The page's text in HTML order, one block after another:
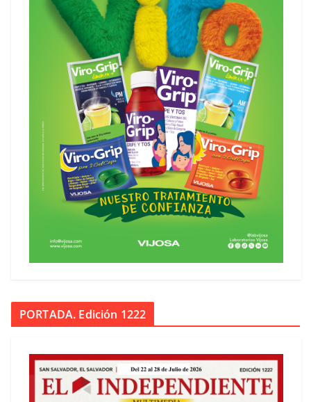
PORTADA. Edición 1222